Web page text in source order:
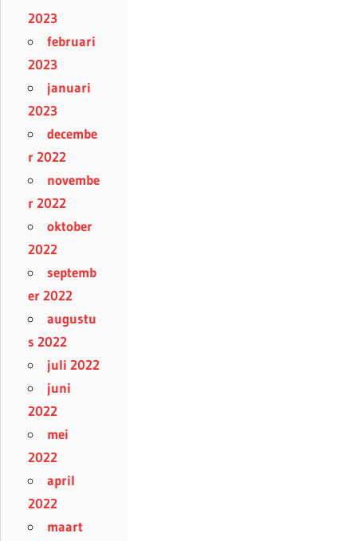
2023
februari
2023
januari
2023
decembe
r 2022
novembe
r 2022
oktober
2022
septemb
er 2022
augustu
s 2022
juli 2022
juni
2022
mei
2022
april
2022
maart